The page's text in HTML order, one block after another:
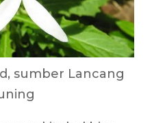
sumber Lancang